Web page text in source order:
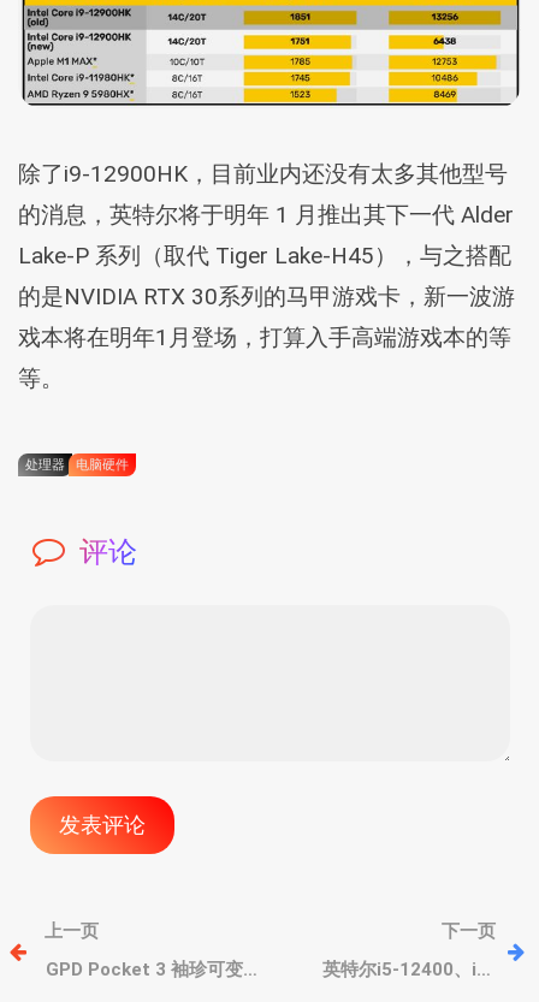
除了i9-12900HK，目前业内还没有太多其他型号
的消息，英特尔将于明年 1 月推出其下一代 Alder
Lake-P 系列（取代 Tiger Lake-H45），与之搭配
的是NVIDIA RTX 30系列的马甲游戏卡，新一波游
戏本将在明年1月登场，打算入手高端游戏本的等
等。
处理器 电脑硬件
评论
文
章
上一页
GPD Pocket 3 袖珍可变形
下一页
英特尔i5-12400、i5-